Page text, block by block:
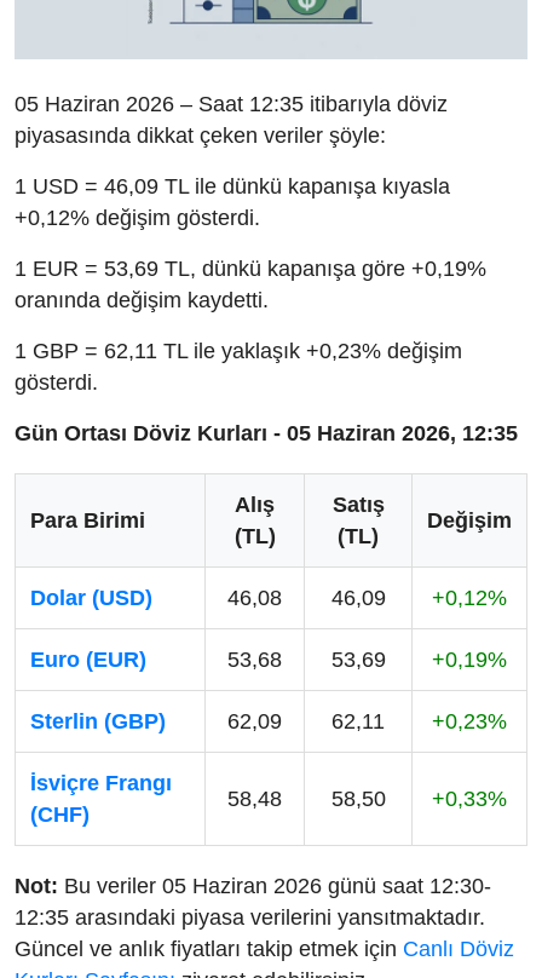
05 Haziran 2026 – Saat 12:35 itibarıyla döviz
piyasasında dikkat çeken veriler şöyle:
1 USD = 46,09 TL ile dünkü kapanışa kıyasla
+0,12% değişim gösterdi.
1 EUR = 53,69 TL, dünkü kapanışa göre +0,19%
oranında değişim kaydetti.
1 GBP = 62,11 TL ile yaklaşık +0,23% değişim
gösterdi.
Gün Ortası Döviz Kurları - 05 Haziran 2026, 12:35
Para Birimi
Alış
(TL)
Satış
(TL)
Değişim
Dolar (USD) 46,08 46,09 +0,12%
Euro (EUR) 53,68 53,69 +0,19%
Sterlin (GBP) 62,09 62,11 +0,23%
İsviçre Frangı
(CHF)
58,48 58,50 +0,33%
Not: Bu veriler 05 Haziran 2026 günü saat 12:30-
12:35 arasındaki piyasa verilerini yansıtmaktadır.
Güncel ve anlık fiyatları takip etmek için Canlı Döviz